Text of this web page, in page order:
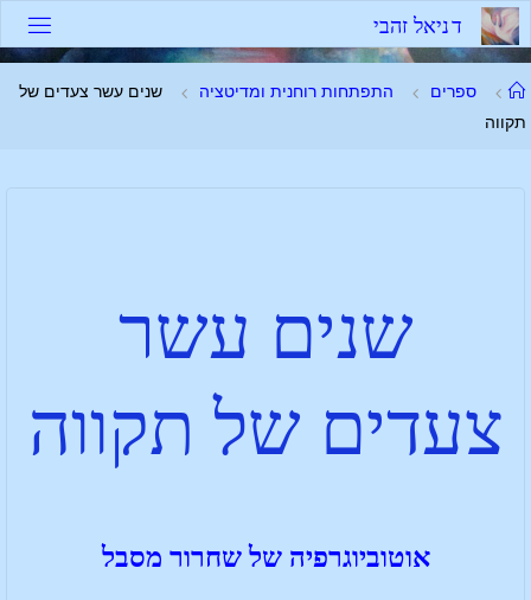
דניאל זהבי
ספרים התפתחות רוחנית ומדיטציה
שנים עשר צעדים של
תקווה
שנים עשר
צעדים של תקווה
אוטוביוגרפיה של שחרור מסבל